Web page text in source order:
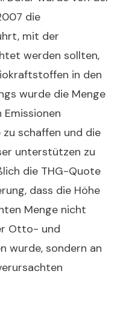
die
mit der
werden sollten,
in den
wurde die Menge
zu schaffen und die
unterstützen zu
die THG-Quote
dass die Höhe
Menge nicht
Otto- und
wurde, sondern an